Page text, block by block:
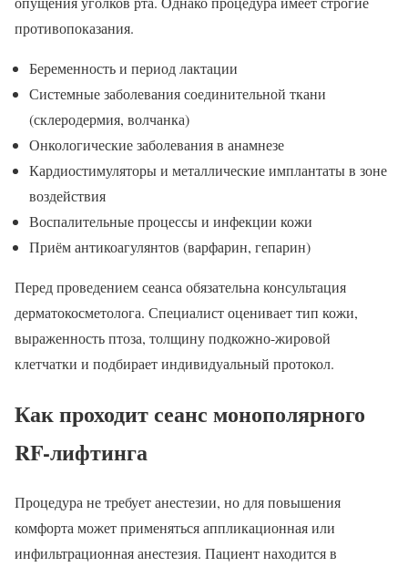
противопоказания.
Беременность и период лактации
Системные заболевания соединительной ткани
(склеродермия, волчанка)
Онкологические заболевания в анамнезе
Кардиостимуляторы и металлические имплантаты в зоне
воздействия
Воспалительные процессы и инфекции кожи
Приём антикоагулянтов (варфарин, гепарин)
Перед проведением сеанса обязательна консультация
дерматокосметолога. Специалист оценивает тип кожи,
выраженность птоза, толщину подкожно-жировой
клетчатки и подбирает индивидуальный протокол.
Как проходит сеанс монополярного
RF-лифтинга
Процедура не требует анестезии, но для повышения
комфорта может применяться аппликационная или
инфильтрационная анестезия. Пациент находится в